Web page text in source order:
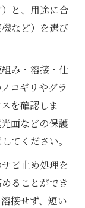
と、用途に合
など）を選び
み・溶接・仕
コギリやグラ
を確認しま
面などの保護
てください。
ビ止め処理を
ることができ
接せず、短い